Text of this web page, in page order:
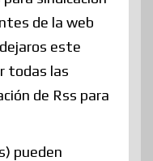
de la web
este
todas las
de Rss para
pueden